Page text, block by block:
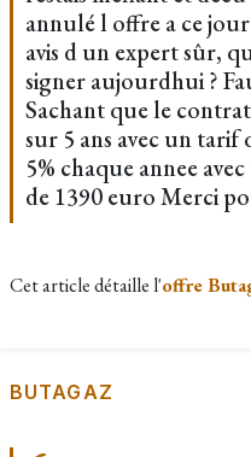
annulé l offre a ce
avis d un expert sûr,
signer aujourdhui ?
Sachant que le
sur 5 ans avec un
5% chaque annee
de 1390 euro Merci
Cet article détaille l'offre
BUTAGAZ